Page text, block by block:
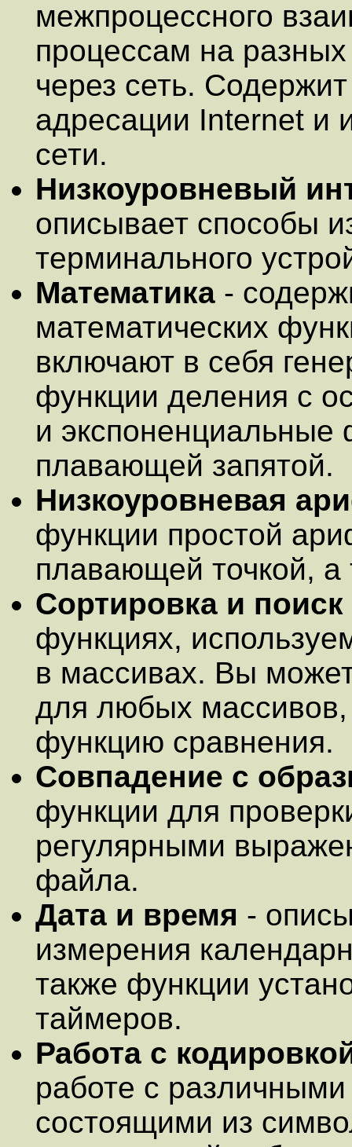
межпроцессного
процессам на
через сеть.
адресации Internet и
сети.
Низкоуровневый
описывает способы
терминального
Математика -
математических
включают в себя
функции деления с
и экспоненциальные
плавающей запятой.
Низкоуровневая
функции простой
плавающей точкой, а
Сортировка и поиск
функциях,
в массивах. Вы
для любых
функцию сравнения.
Совпадение с
функции для
регулярными
файла.
Дата и время -
измерения
также функции
таймеров.
Работа с
работе с
состоящими из